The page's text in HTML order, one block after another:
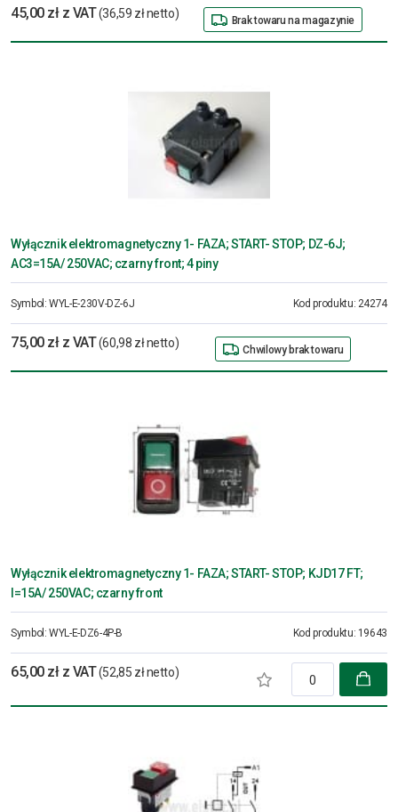
45,00 zł z VAT(36,59 zł netto) Brak towaru na magazynie
Wyłącznik elektromagnetyczny 1- FAZA; START- STOP; DZ-6J;
AC3=15A/ 250VAC; czarny front; 4 piny
Symbol:WYL-E-230V-DZ-6J Kod produktu: 24274
75,00 zł z VAT(60,98 zł netto) Chwilowy brak towaru
Wyłącznik elektromagnetyczny 1- FAZA; START- STOP; KJD17 FT;
I=15A/ 250VAC; czarny front
Symbol:WYL-E-DZ6-4P-B Kod produktu: 19643
65,00 zł z VAT(52,85 zł netto)